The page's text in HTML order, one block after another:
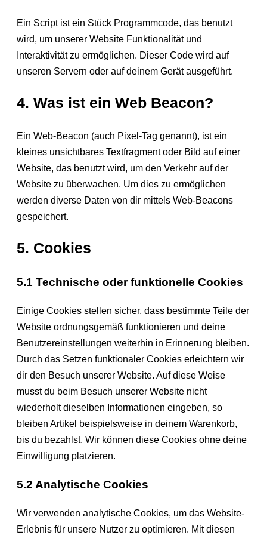
Ein Script ist ein Stück Programmcode, das benutzt
wird, um unserer Website Funktionalität und
Interaktivität zu ermöglichen. Dieser Code wird auf
unseren Servern oder auf deinem Gerät ausgeführt.
4. Was ist ein Web Beacon?
Ein Web-Beacon (auch Pixel-Tag genannt), ist ein
kleines unsichtbares Textfragment oder Bild auf einer
Website, das benutzt wird, um den Verkehr auf der
Website zu überwachen. Um dies zu ermöglichen
werden diverse Daten von dir mittels Web-Beacons
gespeichert.
5. Cookies
5.1 Technische oder funktionelle Cookies
Einige Cookies stellen sicher, dass bestimmte Teile der
Website ordnungsgemäß funktionieren und deine
Benutzereinstellungen weiterhin in Erinnerung bleiben.
Durch das Setzen funktionaler Cookies erleichtern wir
dir den Besuch unserer Website. Auf diese Weise
musst du beim Besuch unserer Website nicht
wiederholt dieselben Informationen eingeben, so
bleiben Artikel beispielsweise in deinem Warenkorb,
bis du bezahlst. Wir können diese Cookies ohne deine
Einwilligung platzieren.
5.2 Analytische Cookies
Wir verwenden analytische Cookies, um das Website-
Erlebnis für unsere Nutzer zu optimieren. Mit diesen